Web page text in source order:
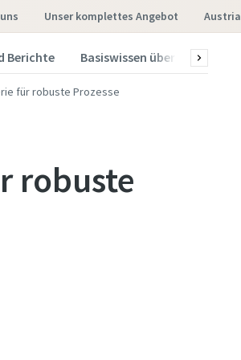
Unser komplettes Angebot Austria
Berichte Basiswissen über Vakuum
für robuste Prozesse
robuste